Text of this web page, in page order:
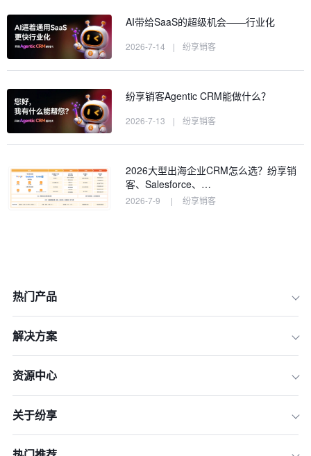
6.ERP集成与信息孤岛的打破
AI带给SaaS的超级机会——行业化
2026-7-14 | 纷享销客
纷享销客Agentic CRM能做什么？
2026-7-13 | 纷享销客
2026大型出海企业CRM怎么选？纷享销
客、Salesforce、…
2026-7-9 | 纷享销客
热门产品
解决方案
资源中心
关于纷享